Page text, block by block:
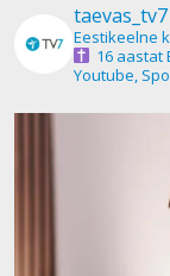
taevas_tv7
Eestikeelne
16 aastat
Youtube,